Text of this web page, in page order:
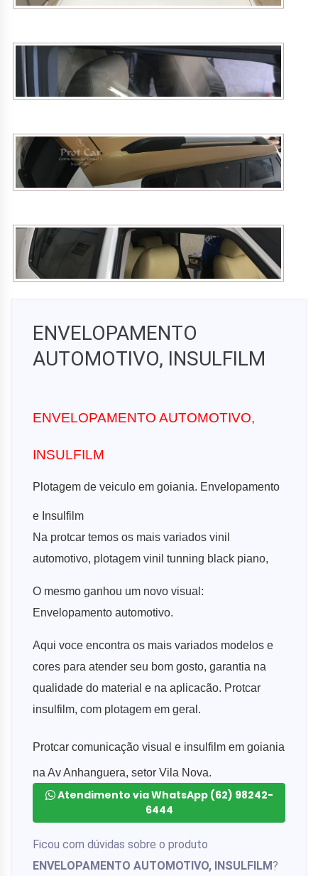
ENVELOPAMENTO
AUTOMOTIVO, INSULFILM
ENVELOPAMENTO AUTOMOTIVO,
INSULFILM
Plotagem de veiculo em goiania. Envelopamento
e Insulfilm
Na protcar temos os mais variados vinil
automotivo, plotagem vinil tunning black piano,
O mesmo ganhou um novo visual:
Envelopamento automotivo.
Aqui voce encontra os mais variados modelos e
cores para atender seu bom gosto, garantia na
qualidade do material e na aplicacão. Protcar
insulfilm, com plotagem em geral.
Protcar comunicação visual e insulfilm em goiania
na Av Anhanguera, setor Vila Nova.
Atendimento via WhatsApp (62) 98242-
6444
Ficou com dúvidas sobre o produto
ENVELOPAMENTO AUTOMOTIVO, INSULFILM?